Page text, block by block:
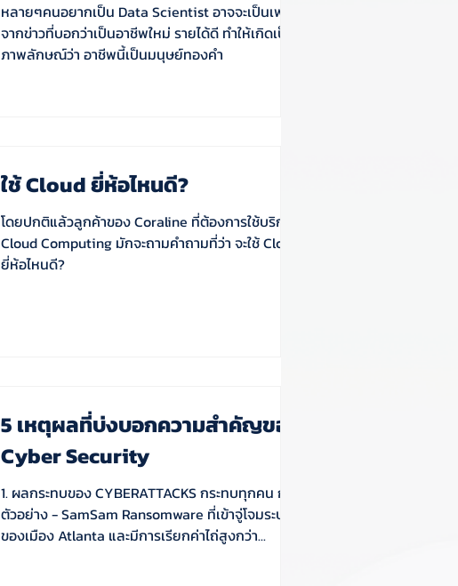
หลายๆคนอยากเป็น Data Scientist อาจจะเป็นเพราะ
จากข่าวที่บอกว่าเป็นอาชีพใหม่ รายได้ดี ทำให้เกิดเป็น
ภาพลักษณ์ว่า อาชีพนี้เป็นมนุษย์ทองคำ
ใช้ Cloud ยี่ห้อไหนดี?
โดยปกติแล้วลูกค้าของ Coraline ที่ต้องการใช้บริการ
Cloud Computing มักจะถามคำถามที่ว่า จะใช้ Cloud
ยี่ห้อไหนดี?
5 เหตุผลที่บ่งบอกความสำคัญของ
Cyber Security
1. ผลกระทบของ CYBERATTACKS กระทบทุกคน กรณี
ตัวอย่าง - SamSam Ransomware ที่เข้าจู่โจมระบบ
ของเมือง Atlanta และมีการเรียกค่าไถ่สูงกว่า...